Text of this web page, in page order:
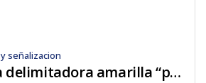
señalizacion
Rollo de cinta delimitadora amarilla “precaución”